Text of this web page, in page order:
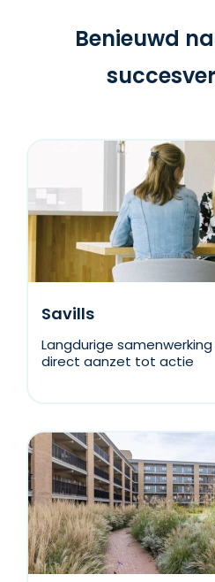
Benieuwd
Savills
Langdurige
direct aanzet tot actie